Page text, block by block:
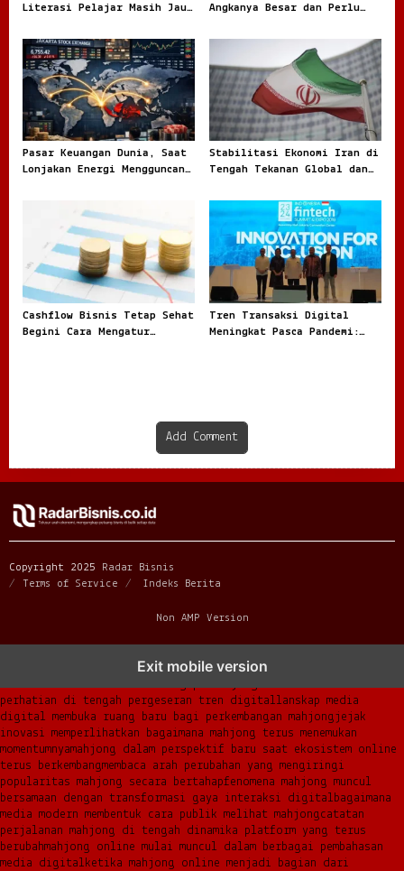
Literasi Pelajar Masih Jauh
Angkanya Besar dan Perlu
Pasar Keuangan Dunia, Saat
Lonjakan Energi Mengguncang
Stabilitasi Ekonomi Iran di
Tengah Tekanan Global dan
Cashflow Bisnis Tetap Sehat
Begini Cara Mengatur
Tren Transaksi Digital
Meningkat Pasca Pandemi:
Add Comment
Copyright 2025
Radar Bisnis
Terms of Service
Indeks Berita
Non AMP Version
Exit mobile version
dari komunitas hingga platform mahjong membangun
narasi baru di era modernmengapa mahjong kembali mencuri
perhatian di tengah pergeseran tren digitallanskap media
digital membuka ruang baru bagi perkembangan mahjongjejak
inovasi memperlihatkan bagaimana mahjong terus menemukan
momentumnyamahjong dalam perspektif baru saat ekosistem online
terus berkembangmembaca arah perubahan yang mengiringi
popularitas mahjong secara bertahapfenomena mahjong muncul
bersamaan dengan transformasi gaya interaksi digitalbagaimana
media modern membentuk cara publik melihat mahjongcatatan
perjalanan mahjong di tengah dinamika platform yang terus
berubahmahjong online mulai muncul dalam berbagai pembahasan
media digitalketika mahjong online menjadi bagian dari